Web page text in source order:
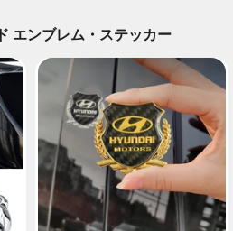
エンブレム・ステッカー